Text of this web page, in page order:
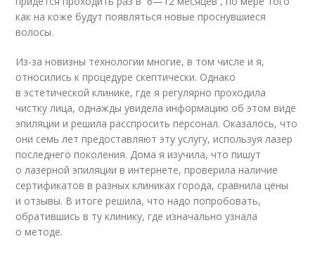
как на коже будут появляться новые проснувшиеся
волосы.
Из-за новизны технологии многие, в том числе и я,
относились к процедуре скептически. Однако
в эстетической клинике, где я регулярно проходила
чистку лица, однажды увидела информацию об этом виде
эпиляции и решила расспросить персонал. Оказалось, что
они семь лет предоставляют эту услугу, используя лазер
последнего поколения. Дома я изучила, что пишут
о лазерной эпиляции в интернете, проверила наличие
сертификатов в разных клиниках города, сравнила цены
и отзывы. В итоге решила, что надо попробовать,
обратившись в ту клинику, где изначально узнала
о методе.